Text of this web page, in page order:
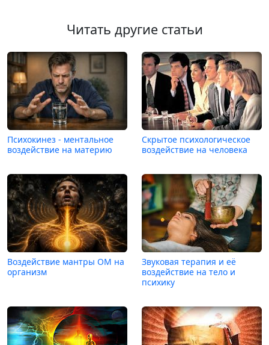
Читать другие статьи
Психокинез - ментальное
воздействие на материю
Скрытое психологическое
воздействие на человека
Воздействие мантры ОМ на
организм
Звуковая терапия и её
воздействие на тело и
психику